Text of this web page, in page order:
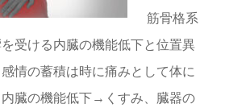
筋骨格系
受ける内臓の機能低下と位置異
情の蓄積は時に痛みとして体に
臓の機能低下→くすみ、臓器の